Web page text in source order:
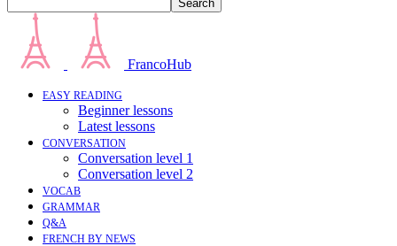
FrancoHub
EASY READING
Beginner lessons
Latest lessons
CONVERSATION
Conversation level 1
Conversation level 2
VOCAB
GRAMMAR
Q&A
FRENCH BY NEWS